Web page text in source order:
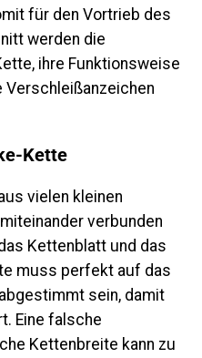
für den Vortrieb des
werden die
ihre Funktionsweise
Kette
vielen kleinen
verbunden
Kettenblatt und das
muss perfekt auf das
sein, damit
Eine falsche
Kettenbreite kann zu